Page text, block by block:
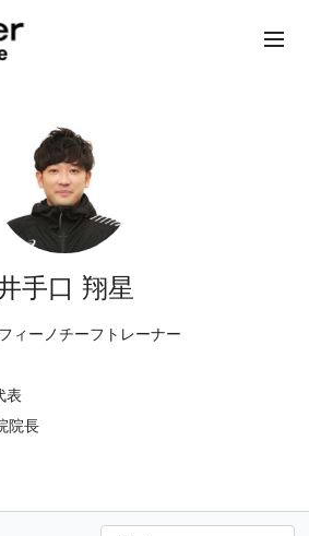
手口 翔星
ィーノチーフトレーナー
表
院長